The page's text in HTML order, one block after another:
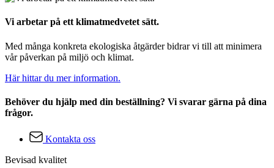
Vi arbetar på ett klimatmedvetet sätt.
Med många konkreta ekologiska åtgärder bidrar vi till att minimera
vår påverkan på miljö och klimat.
Här hittar du mer information.
Behöver du hjälp med din beställning? Vi svarar gärna på dina
frågor.
Kontakta oss
Bevisad kvalitet